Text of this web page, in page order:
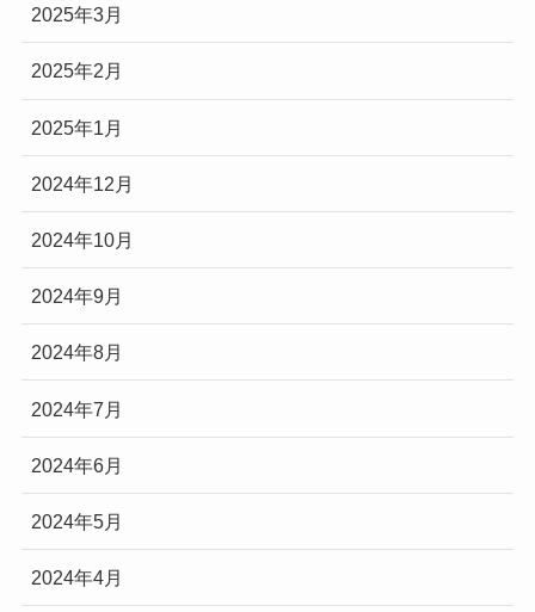
2025年3月
2025年2月
2025年1月
2024年12月
2024年10月
2024年9月
2024年8月
2024年7月
2024年6月
2024年5月
2024年4月